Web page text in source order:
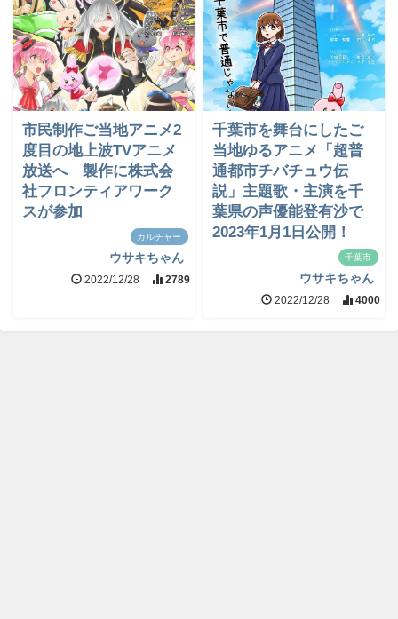
市民制作ご当地アニメ2
度目の地上波TVアニメ
放送へ 製作に株式会
社フロンティアワーク
スが参加
カルチャー
ウサキちゃん
2022/12/28 2789
千葉市を舞台にしたご
当地ゆるアニメ「超普
通都市チバチュウ伝
説」主題歌・主演を千
葉県の声優能登有沙で
2023年1月1日公開！
千葉市
ウサキちゃん
2022/12/28 4000